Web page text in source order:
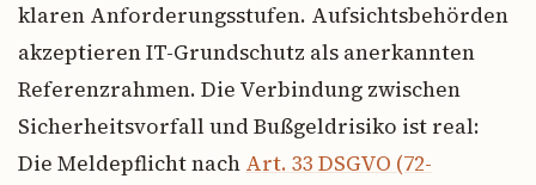
klaren Anforderungsstufen. Aufsichtsbehörden
akzeptieren IT-Grundschutz als anerkannten
Referenzrahmen. Die Verbindung zwischen
Sicherheitsvorfall und Bußgeldrisiko ist real:
Die Meldepflicht nach Art. 33 DSGVO (72-